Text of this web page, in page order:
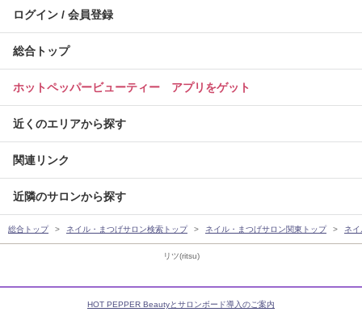
リツ(ritsu)
ログイン / 会員登録
総合トップ
ホットペッパービューティー アプリをゲット
近くのエリアから探す
関連リンク
近隣のサロンから探す
総合トップ ネイル・まつげサロン検索トップ ネイル・まつげサロン関東トップ ネ
HOT PEPPER Beautyとサロンボード導入のご案内